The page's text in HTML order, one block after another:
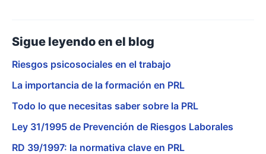
Sigue leyendo en el blog
Riesgos psicosociales en el trabajo
La importancia de la formación en PRL
Todo lo que necesitas saber sobre la PRL
Ley 31/1995 de Prevención de Riesgos Laborales
RD 39/1997: la normativa clave en PRL